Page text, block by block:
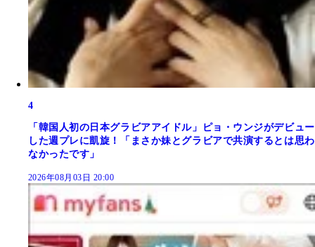
4
「韓国人初の日本グラビアアイドル」ピョ・ウンジがデビュー
した週プレに凱旋！「まさか妹とグラビアで共演するとは思わ
なかったです」
2026年08月03日 20:00